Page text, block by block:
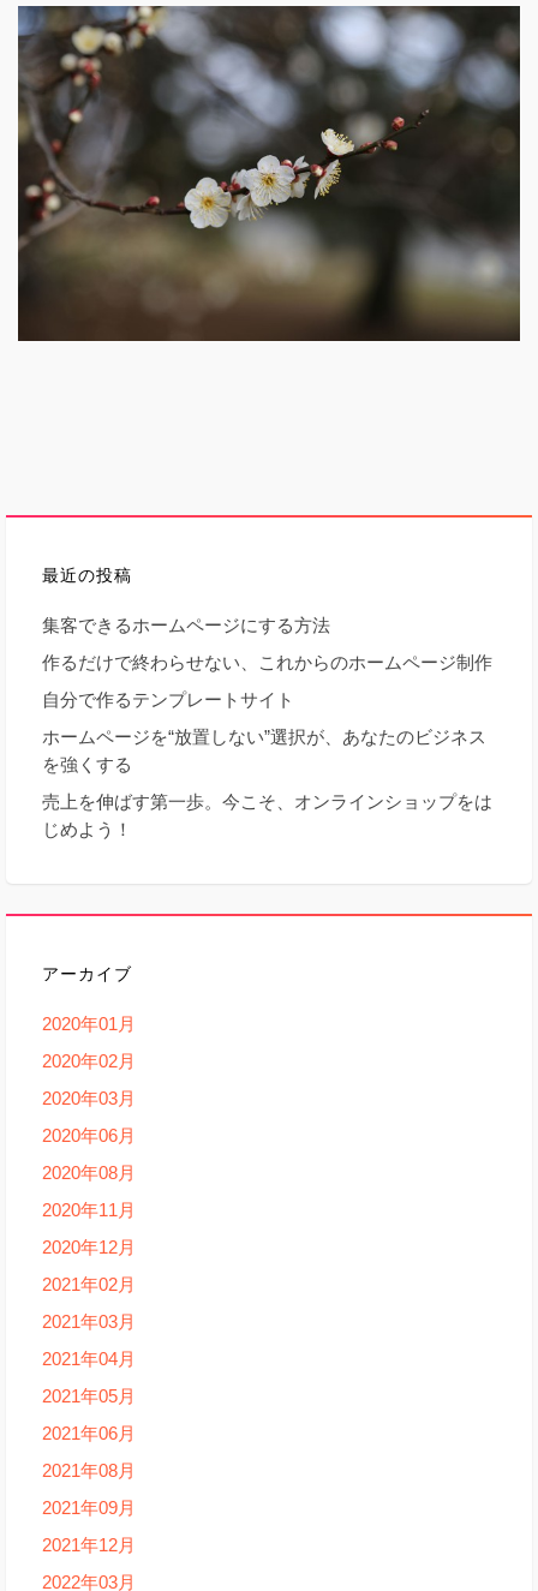
最近の投稿
集客できるホームページにする方法
作るだけで終わらせない、これからのホームページ制作
自分で作るテンプレートサイト
ホームページを“放置しない”選択が、あなたのビジネス
を強くする
売上を伸ばす第一歩。今こそ、オンラインショップをは
じめよう！
アーカイブ
2020年01月
2020年02月
2020年03月
2020年06月
2020年08月
2020年11月
2020年12月
2021年02月
2021年03月
2021年04月
2021年05月
2021年06月
2021年08月
2021年09月
2021年12月
2022年03月